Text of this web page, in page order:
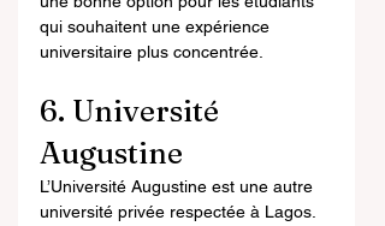
qui souhaitent une expérience
universitaire plus concentrée.
6. Université
Augustine
L’Université Augustine est une autre
université privée respectée à Lagos.